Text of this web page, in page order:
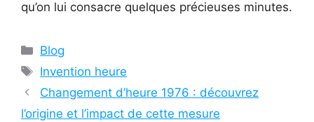
qu’on lui consacre quelques précieuses minutes.
Catégories
Blog
Étiquettes
Invention heure
Changement d’heure 1976 : découvrez
l’origine et l’impact de cette mesure